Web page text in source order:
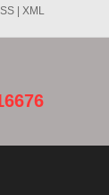
XML